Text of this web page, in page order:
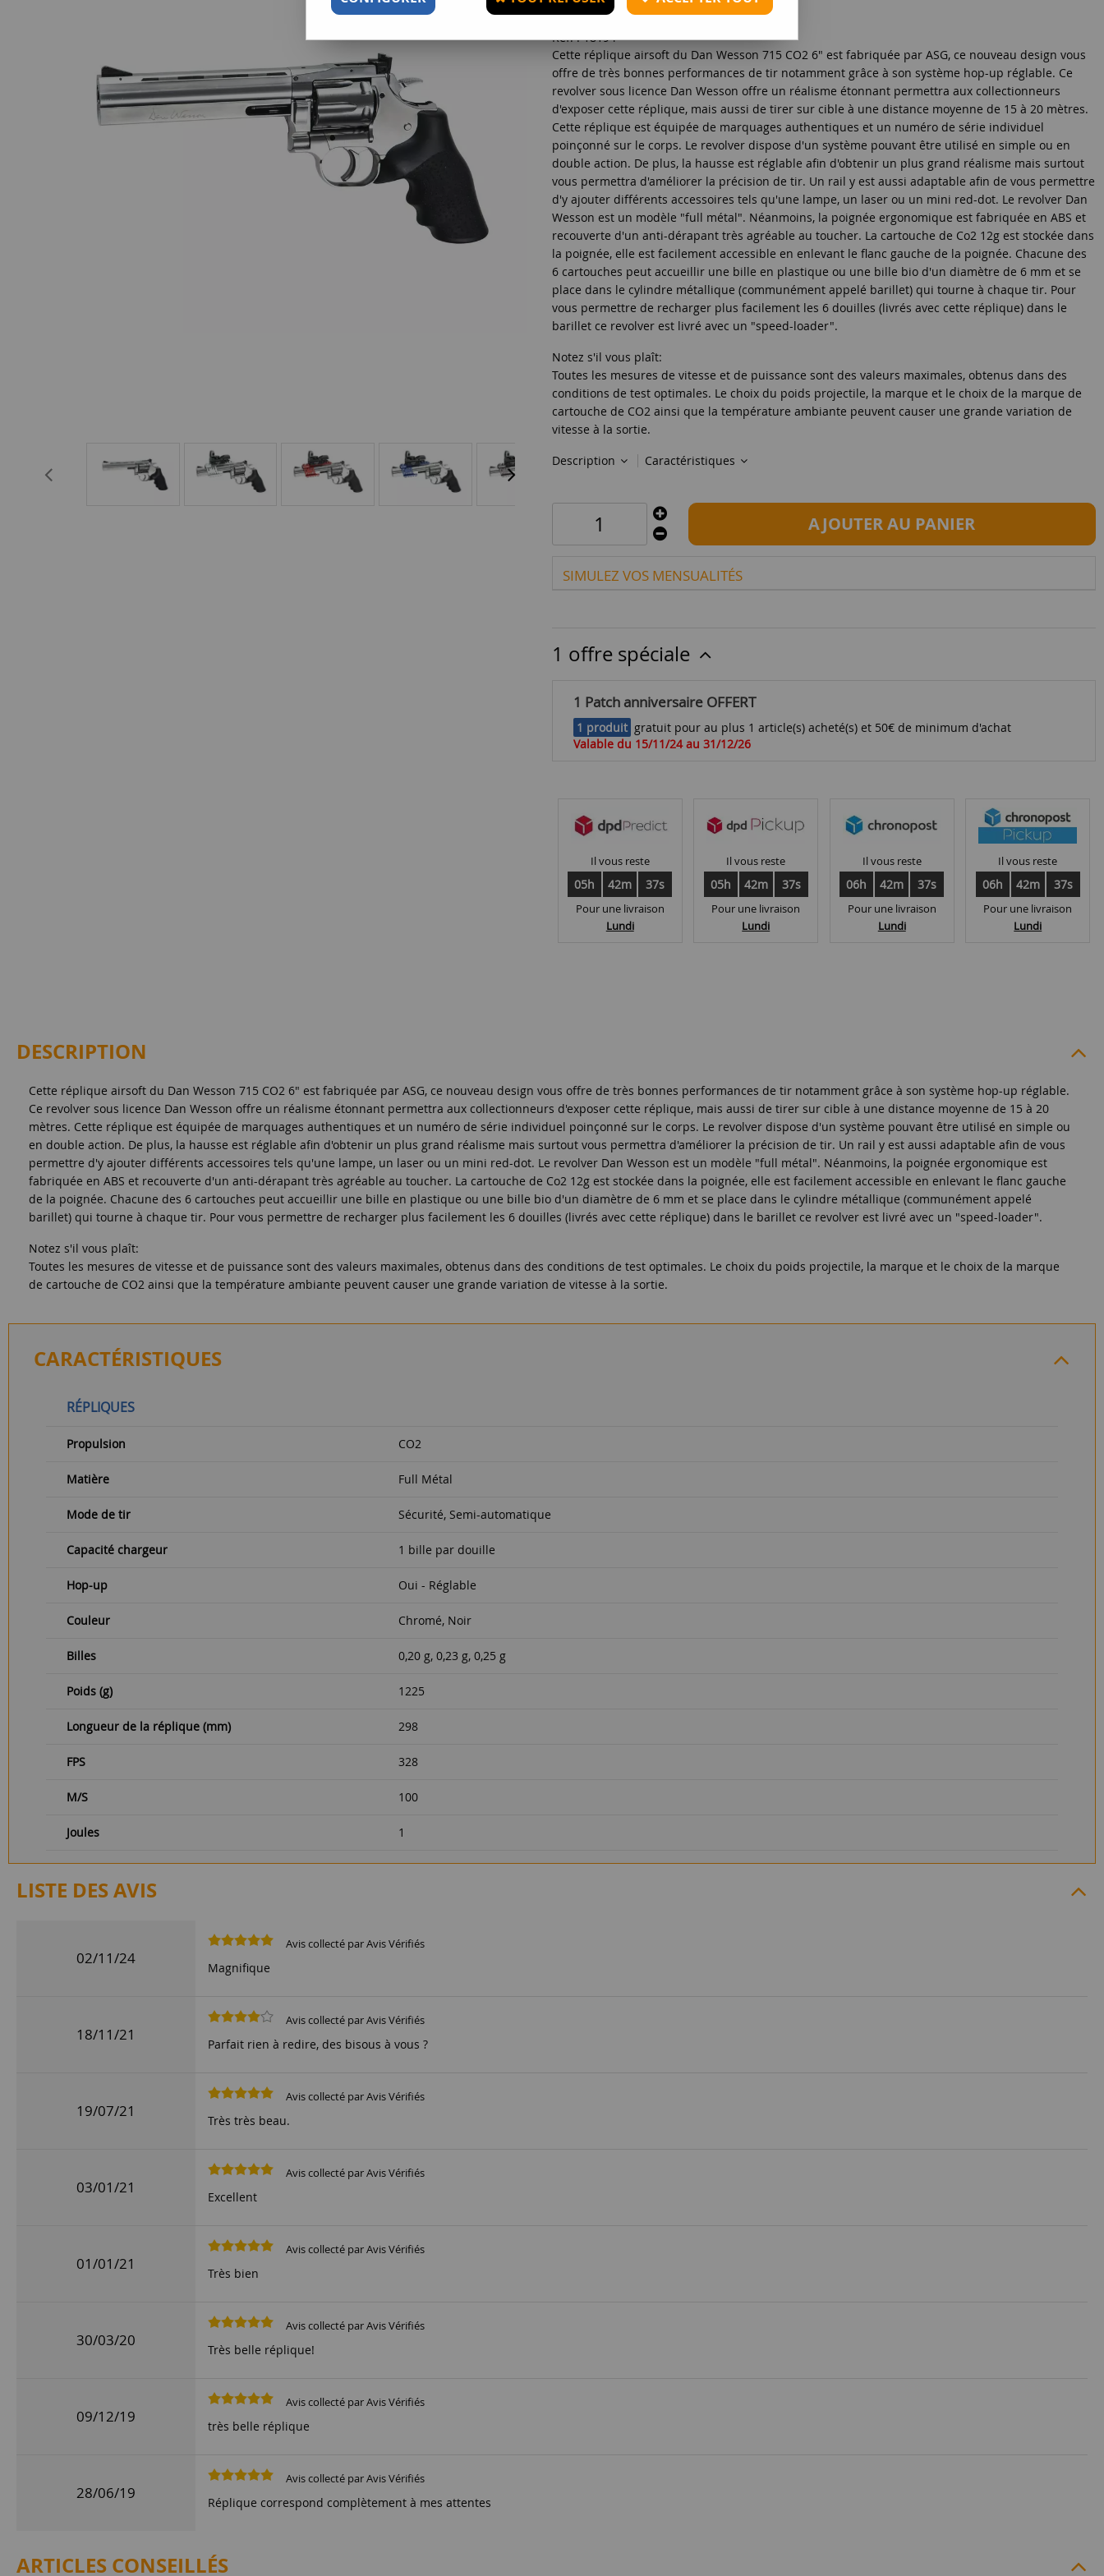
Réf. :18194
Cette réplique airsoft du Dan Wesson 715 CO2 6" est fabriquée par ASG, ce nouveau design vous
offre de très bonnes performances de tir notamment grâce à son système hop-up réglable. Ce
revolver sous licence Dan Wesson offre un réalisme étonnant permettra aux collectionneurs
d'exposer cette réplique, mais aussi de tirer sur cible à une distance moyenne de 15 à 20 mètres.
Cette réplique est équipée de marquages authentiques et un numéro de série individuel
poinçonné sur le corps. Le revolver dispose d'un système pouvant être utilisé en simple ou en
double action. De plus, la hausse est réglable afin d'obtenir un plus grand réalisme mais surtout
vous permettra d'améliorer la précision de tir. Un rail y est aussi adaptable afin de vous permettre
d'y ajouter différents accessoires tels qu'une lampe, un laser ou un mini red-dot. Le revolver Dan
Wesson est un modèle "full métal". Néanmoins, la poignée ergonomique est fabriquée en ABS et
recouverte d'un anti-dérapant très agréable au toucher. La cartouche de Co2 12g est stockée dans
la poignée, elle est facilement accessible en enlevant le flanc gauche de la poignée. Chacune des
6 cartouches peut accueillir une bille en plastique ou une bille bio d'un diamètre de 6 mm et se
place dans le cylindre métallique (communément appelé barillet) qui tourne à chaque tir. Pour
vous permettre de recharger plus facilement les 6 douilles (livrés avec cette réplique) dans le
barillet ce revolver est livré avec un "speed-loader".
Notez s'il vous plaît:
Toutes les mesures de vitesse et de puissance sont des valeurs maximales, obtenus dans des
conditions de test optimales. Le choix du poids projectile, la marque et le choix de la marque de
cartouche de CO2 ainsi que la température ambiante peuvent causer une grande variation de
vitesse à la sortie.
Description
Caractéristiques
AJOUTER AU PANIER
SIMULEZ VOS MENSUALITÉS
1 offre spéciale
1 Patch anniversaire OFFERT
1 produit gratuit pour au plus 1 article(s) acheté(s) et 50€ de minimum d'achat
Valable du 15/11/24 au 31/12/26
Il vous reste
05h 42m 36s
Pour une livraison
Lundi
Il vous reste
05h 42m 36s
Pour une livraison
Lundi
Il vous reste
06h 42m 36s
Pour une livraison
Lundi
Il vous reste
06h 42m 36s
Pour une livraison
Lundi
DESCRIPTION
Cette réplique airsoft du Dan Wesson 715 CO2 6" est fabriquée par ASG, ce nouveau design vous offre de très bonnes performances de tir notamment grâce à son système hop-up réglable.
Ce revolver sous licence Dan Wesson offre un réalisme étonnant permettra aux collectionneurs d'exposer cette réplique, mais aussi de tirer sur cible à une distance moyenne de 15 à 20
mètres. Cette réplique est équipée de marquages authentiques et un numéro de série individuel poinçonné sur le corps. Le revolver dispose d'un système pouvant être utilisé en simple ou
en double action. De plus, la hausse est réglable afin d'obtenir un plus grand réalisme mais surtout vous permettra d'améliorer la précision de tir. Un rail y est aussi adaptable afin de vous
permettre d'y ajouter différents accessoires tels qu'une lampe, un laser ou un mini red-dot. Le revolver Dan Wesson est un modèle "full métal". Néanmoins, la poignée ergonomique est
fabriquée en ABS et recouverte d'un anti-dérapant très agréable au toucher. La cartouche de Co2 12g est stockée dans la poignée, elle est facilement accessible en enlevant le flanc gauche
de la poignée. Chacune des 6 cartouches peut accueillir une bille en plastique ou une bille bio d'un diamètre de 6 mm et se place dans le cylindre métallique (communément appelé
barillet) qui tourne à chaque tir. Pour vous permettre de recharger plus facilement les 6 douilles (livrés avec cette réplique) dans le barillet ce revolver est livré avec un "speed-loader".
Notez s'il vous plaît:
Toutes les mesures de vitesse et de puissance sont des valeurs maximales, obtenus dans des conditions de test optimales. Le choix du poids projectile, la marque et le choix de la marque
de cartouche de CO2 ainsi que la température ambiante peuvent causer une grande variation de vitesse à la sortie.
CARACTÉRISTIQUES
RÉPLIQUES
Propulsion CO2
Matière Full Métal
Mode de tir Sécurité, Semi-automatique
Capacité chargeur 1 bille par douille
Hop-up Oui - Réglable
Couleur Chromé, Noir
Billes 0,20 g, 0,23 g, 0,25 g
Poids (g) 1225
Longueur de la réplique (mm) 298
FPS 328
M/S 100
Joules 1
LISTE DES AVIS
02/11/24
Avis collecté par Avis Vérifiés
Magnifique
18/11/21
Avis collecté par Avis Vérifiés
Parfait rien à redire, des bisous à vous ?
19/07/21
Avis collecté par Avis Vérifiés
Très très beau.
03/01/21
Avis collecté par Avis Vérifiés
Excellent
01/01/21
Avis collecté par Avis Vérifiés
Très bien
30/03/20
Avis collecté par Avis Vérifiés
Très belle réplique!
09/12/19
Avis collecté par Avis Vérifiés
très belle réplique
28/06/19
Avis collecté par Avis Vérifiés
Réplique correspond complètement à mes attentes
ARTICLES CONSEILLÉS